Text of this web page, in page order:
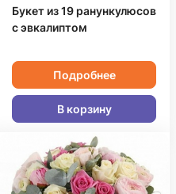
Букет из 19 ранункулюсов
с эвкалиптом
Подробнее
В корзину